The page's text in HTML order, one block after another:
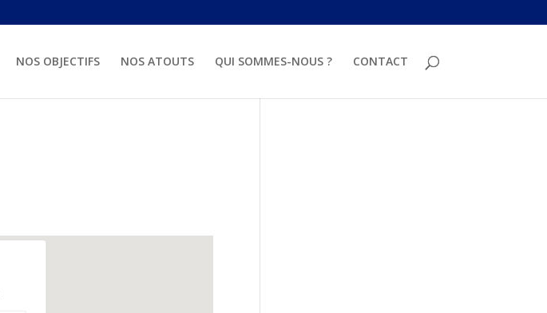
NOS OBJECTIFS NOS ATOUTS QUI SOMMES-NOUS ? CONTACT